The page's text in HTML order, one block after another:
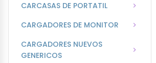
CARCASAS DE PORTATIL
CARGADORES DE MONITOR
CARGADORES NUEVOS
GENERICOS